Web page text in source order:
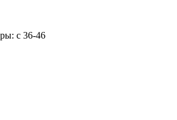
с 36-46